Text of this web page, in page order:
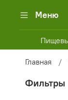
Меню
Главная
Фильтры